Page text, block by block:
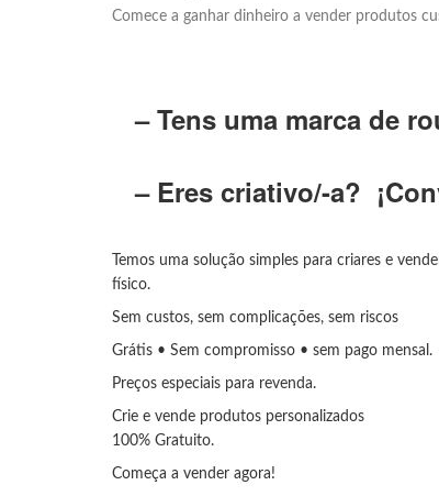
Comece a ganhar dinheiro a vender produtos
– Tens uma marca de
– Eres criativo/-a?
Temos uma solução simples para criares e
físico.
Sem custos, sem complicações, sem riscos
Grátis • Sem compromisso • sem pago mensal.
Preços especiais para revenda.
Crie e vende produtos personalizados
100% Gratuito.
Começa a vender agora!